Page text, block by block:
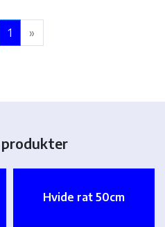
1 »
Hvide rat 50cm